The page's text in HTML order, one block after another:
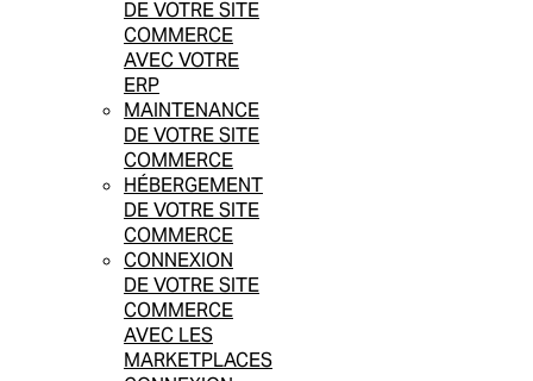
DE VOTRE SITE
COMMERCE
AVEC VOTRE
ERP
MAINTENANCE
DE VOTRE SITE
COMMERCE
HÉBERGEMENT
DE VOTRE SITE
COMMERCE
CONNEXION
DE VOTRE SITE
COMMERCE
AVEC LES
MARKETPLACES